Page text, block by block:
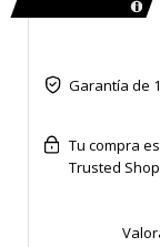
Garantía de
Tu compra
Trusted